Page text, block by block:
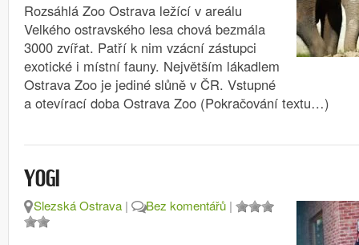
Rozsáhlá Zoo Ostrava ležící v areálu
Velkého ostravského lesa chová bezmála
3000 zvířat. Patří k nim vzácní zástupci
exotické i místní fauny. Největším lákadlem
Ostrava Zoo je jediné slůně v ČR. Vstupné
a otevírací doba Ostrava Zoo (Pokračování textu…)
YOGI
Slezská Ostrava | Bez komentářů |